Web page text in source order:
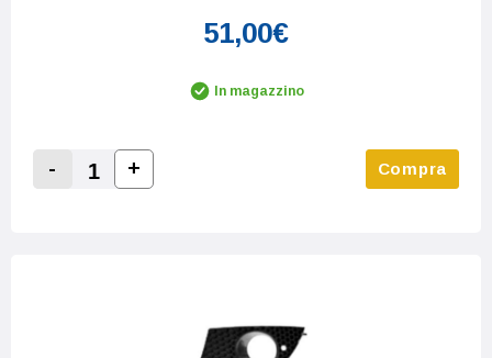
51,00€
In magazzino
Decrease Quantity:
-
Increase Quantity:
+ Compra